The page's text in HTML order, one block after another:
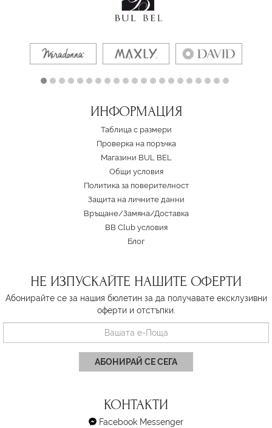
ИНФОРМАЦИЯ
Таблица с размери
Проверка на поръчка
Магазини BUL BEL
Oбщи условия
Политика за поверителност
Защита на личните данни
Връщане/Замяна/Доставка
BB Club условия
Блог
НЕ ИЗПУСКАЙТЕ НАШИТЕ ОФЕРТИ
Абонирайте се за нашия бюлетин за да получавате ексклузивни
оферти и отстъпки.
АБОНИРАЙ СЕ СЕГА
КОНТАКТИ
Facebook Messenger